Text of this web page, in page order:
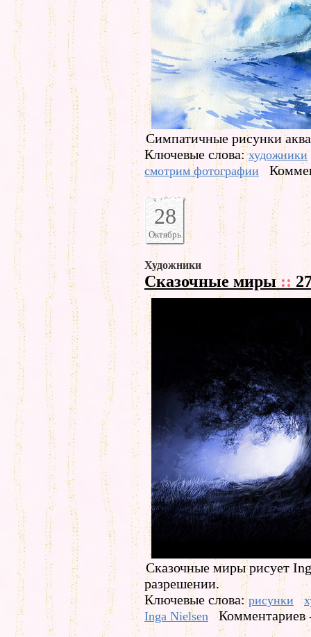
Симпатичные рисунки
Ключевые слова:художники
смотрим фотографии
28
Октябрь
Художники
Сказочные миры::
Сказочные миры рисует
разрешении.
Ключевые слова:рисунки
Inga Nielsen
Комментариев